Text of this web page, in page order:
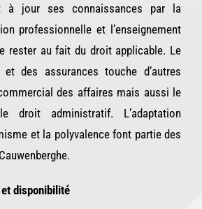
à jour ses connaissances par la
professionnelle et l’enseignement
rester au fait du droit applicable. Le
des assurances touche d’autres
des affaires mais aussi le
administratif. L’adaptation
et la polyvalence font partie des
disponibilité